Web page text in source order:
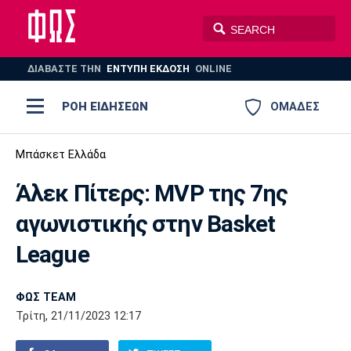
ΔΙΑΒΑΣΤΕ THN ΕΝΤΥΠΗ ΕΚΔΟΣΗ ONLINE
ΟΜΑΔΕΣ
ΡΟΗ ΕΙΔΗΣΕΩΝ
ΠΟΔΟΣΦΑΙΡΟ
ΠΟΛΟ
AUTO-MOTO
Ποδόσφαιρο
Super League 1
Super League 2
Γ Εθνική
Ελλάδα
Μπάσκετ
Ελλάδα
Εθνική
EuroLeague
Ολυμπιακοί Αγώνες
Βόλεϊ
Πόλο
Ολυμπιακός ΑΕΚ ΠΑΟΚ
Παναθηναϊκός
Μπάσκετ Ελλάδα
Άλεκ Πίτερς: MVP της 7ης
αγωνιστικής στην Basket
League
ΦΩΣ TEAM
Τρίτη, 21/11/2023 12:17